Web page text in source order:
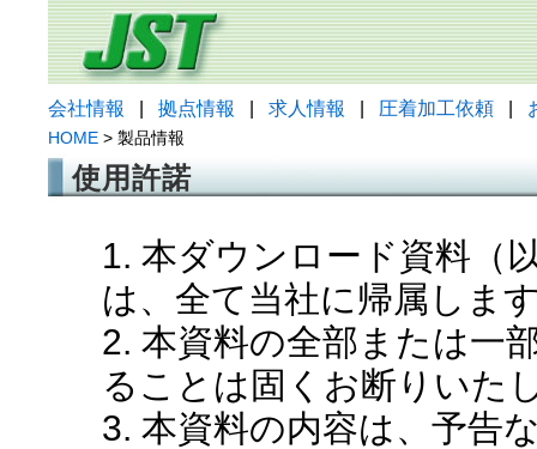
会社情報 拠点情報 求人情報 圧着加工依頼
HOME > 製品情報
使用許諾
1. 本ダウンロード資料（
は、全て当社に帰属しま
2. 本資料の全部または一
ることは固くお断りいた
3. 本資料の内容は、予告